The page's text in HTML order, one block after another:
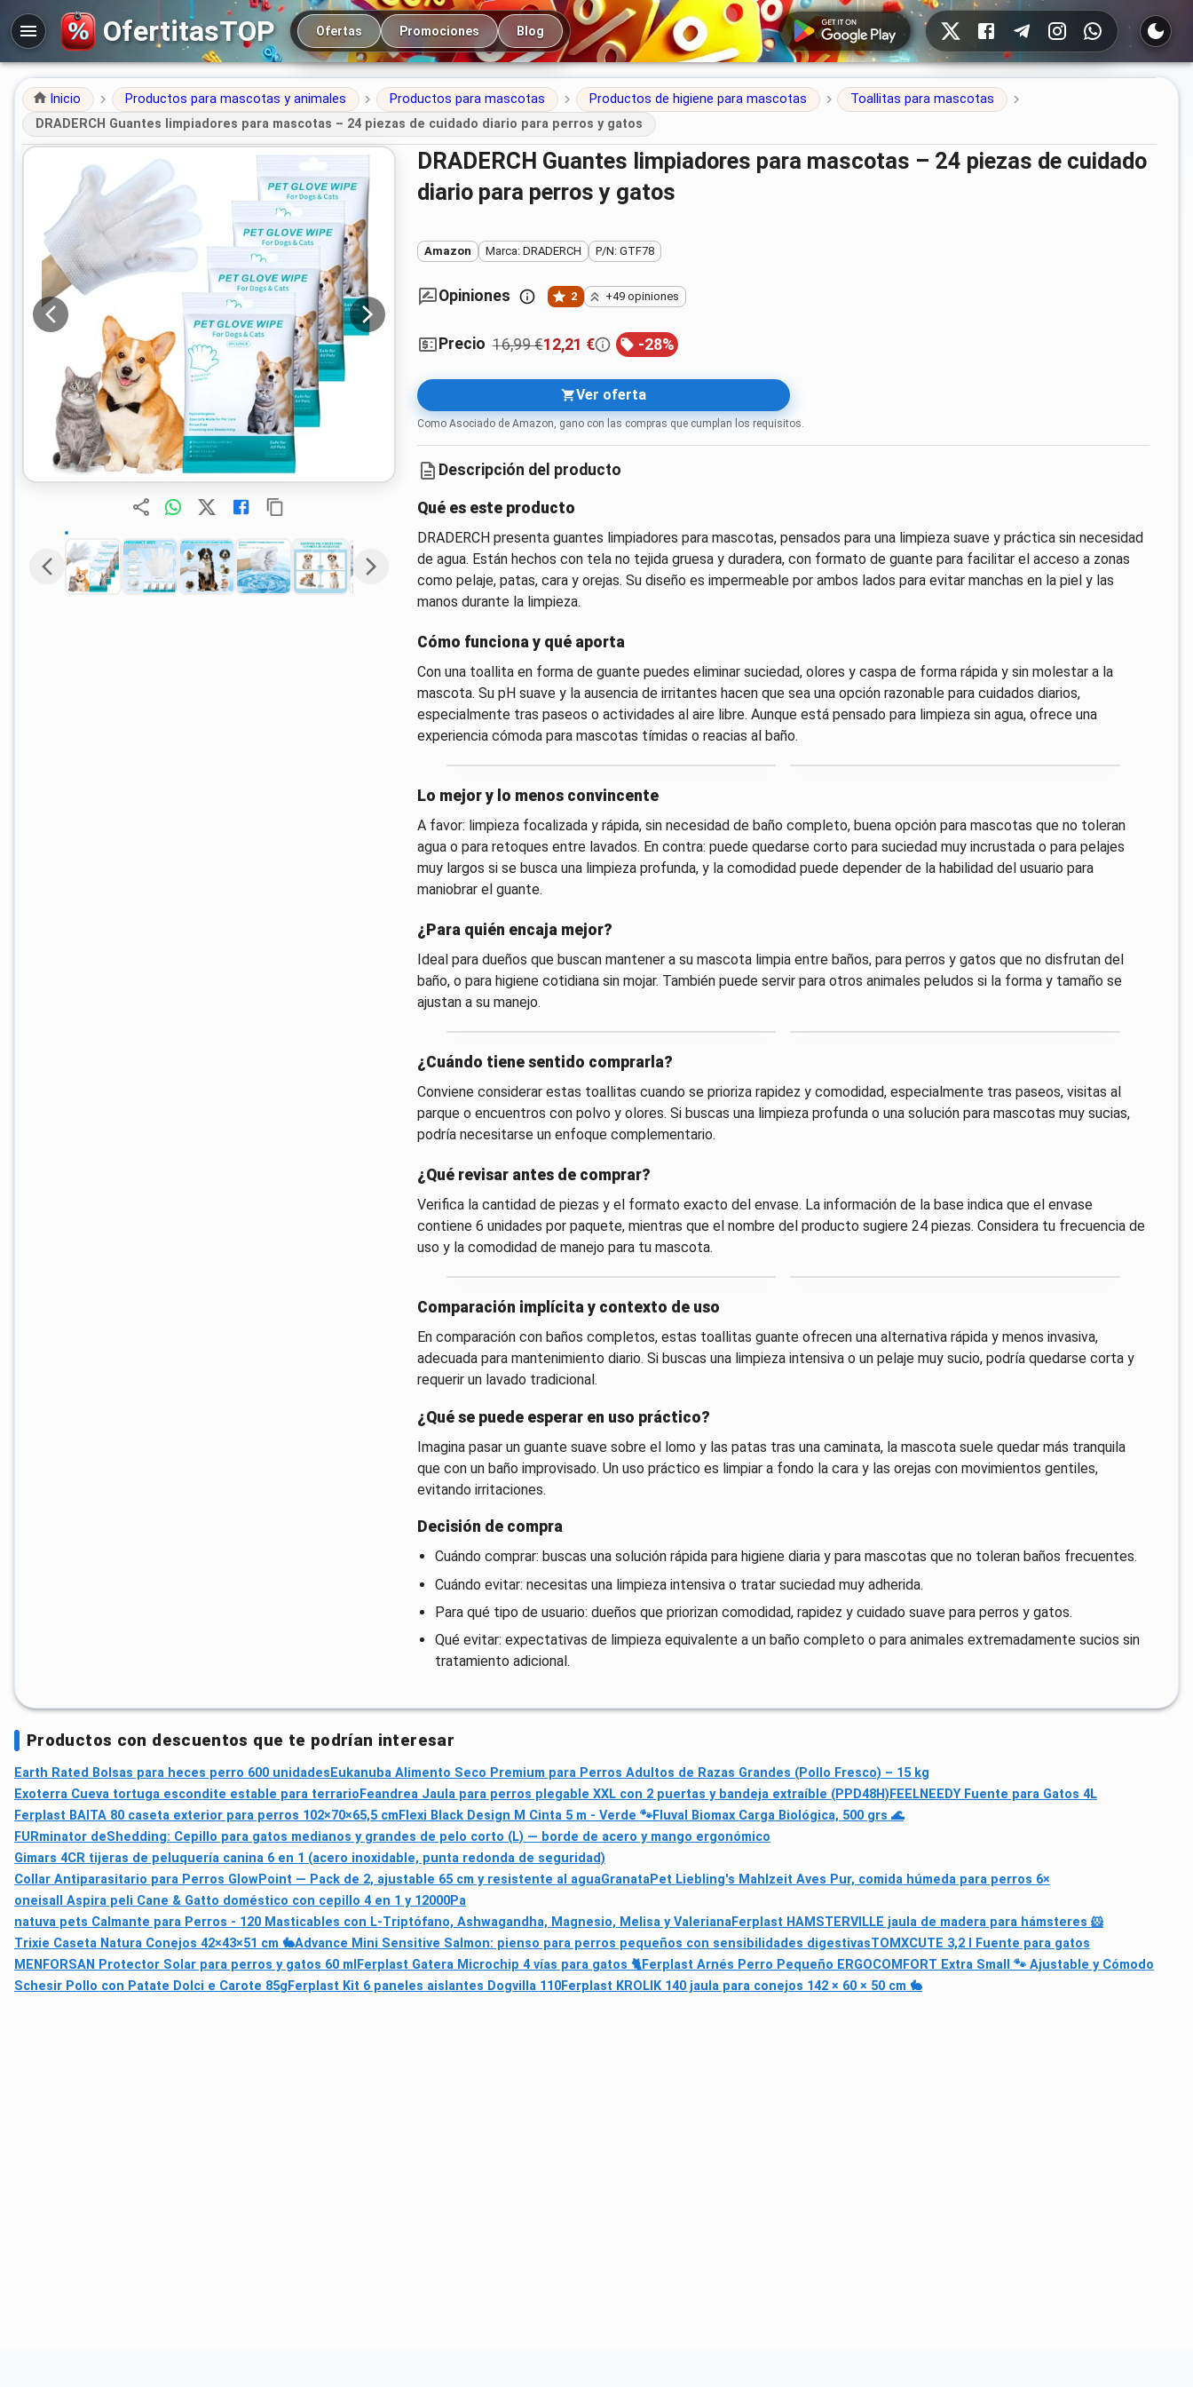
OfertitasTOP Navegación principal
Ofertas Promociones Blog
Redes sociales
Inicio Productos para mascotas y animales Productos para mascotas Productos de higiene para mascotas
Toallitas para mascotas
DRADERCH Guantes limpiadores para mascotas – 24 piezas de cuidado diario para perros y gatos
DRADERCH Guantes limpiadores para mascotas – 24 piezas de cuidado
diario para perros y gatos
Amazon Marca: DRADERCH P/N: GTF78
Opiniones 2 +49 opiniones
Precio 16,99 €12,21 € -28%
Ver oferta
Como Asociado de Amazon, gano con las compras que cumplan los requisitos.
Descripción del producto
Qué es este producto
DRADERCH presenta guantes limpiadores para mascotas, pensados para una limpieza suave y práctica sin necesidad
de agua. Están hechos con tela no tejida gruesa y duradera, con formato de guante para facilitar el acceso a zonas
como pelaje, patas, cara y orejas. Su diseño es impermeable por ambos lados para evitar manchas en la piel y las
manos durante la limpieza.
Cómo funciona y qué aporta
Con una toallita en forma de guante puedes eliminar suciedad, olores y caspa de forma rápida y sin molestar a la
mascota. Su pH suave y la ausencia de irritantes hacen que sea una opción razonable para cuidados diarios,
especialmente tras paseos o actividades al aire libre. Aunque está pensado para limpieza sin agua, ofrece una
experiencia cómoda para mascotas tímidas o reacias al baño.
Lo mejor y lo menos convincente
A favor: limpieza focalizada y rápida, sin necesidad de baño completo, buena opción para mascotas que no toleran
agua o para retoques entre lavados. En contra: puede quedarse corto para suciedad muy incrustada o para pelajes
muy largos si se busca una limpieza profunda, y la comodidad puede depender de la habilidad del usuario para
maniobrar el guante.
¿Para quién encaja mejor?
Ideal para dueños que buscan mantener a su mascota limpia entre baños, para perros y gatos que no disfrutan del
baño, o para higiene cotidiana sin mojar. También puede servir para otros animales peludos si la forma y tamaño se
ajustan a su manejo.
¿Cuándo tiene sentido comprarla?
Conviene considerar estas toallitas cuando se prioriza rapidez y comodidad, especialmente tras paseos, visitas al
parque o encuentros con polvo y olores. Si buscas una limpieza profunda o una solución para mascotas muy sucias,
podría necesitarse un enfoque complementario.
¿Qué revisar antes de comprar?
Verifica la cantidad de piezas y el formato exacto del envase. La información de la base indica que el envase
contiene 6 unidades por paquete, mientras que el nombre del producto sugiere 24 piezas. Considera tu frecuencia de
uso y la comodidad de manejo para tu mascota.
Comparación implícita y contexto de uso
En comparación con baños completos, estas toallitas guante ofrecen una alternativa rápida y menos invasiva,
adecuada para mantenimiento diario. Si buscas una limpieza intensiva o un pelaje muy sucio, podría quedarse corta y
requerir un lavado tradicional.
¿Qué se puede esperar en uso práctico?
Imagina pasar un guante suave sobre el lomo y las patas tras una caminata, la mascota suele quedar más tranquila
que con un baño improvisado. Un uso práctico es limpiar a fondo la cara y las orejas con movimientos gentiles,
evitando irritaciones.
Decisión de compra
Cuándo comprar: buscas una solución rápida para higiene diaria y para mascotas que no toleran baños frecuentes.
Cuándo evitar: necesitas una limpieza intensiva o tratar suciedad muy adherida.
Para qué tipo de usuario: dueños que priorizan comodidad, rapidez y cuidado suave para perros y gatos.
Qué evitar: expectativas de limpieza equivalente a un baño completo o para animales extremadamente sucios sin
tratamiento adicional.
Productos con descuentos que te podrían interesar
Earth Rated Bolsas para heces perro 600 unidades Eukanuba Alimento Seco Premium para Perros Adultos de Razas Grandes (Pollo Fresco) – 15 kg
Exoterra Cueva tortuga escondite estable para terrario Feandrea Jaula para perros plegable XXL con 2 puertas y bandeja extraíble (PPD48H) FEELNEEDY Fuente para Gatos 4L
Ferplast BAITA 80 caseta exterior para perros 102×70×65,5 cm Flexi Black Design M Cinta 5 m - Verde 🐾Fluval Biomax Carga Biológica, 500 grs 🌊
FURminator deShedding: Cepillo para gatos medianos y grandes de pelo corto (L) — borde de acero y mango ergonómico
Gimars 4CR tijeras de peluquería canina 6 en 1 (acero inoxidable, punta redonda de seguridad)
Collar Antiparasitario para Perros GlowPoint — Pack de 2, ajustable 65 cm y resistente al aguaGranataPet Liebling's Mahlzeit Aves Pur, comida húmeda para perros 6×
oneisall Aspira peli Cane & Gatto doméstico con cepillo 4 en 1 y 12000Pa
natuva pets Calmante para Perros - 120 Masticables con L-Triptófano, Ashwagandha, Magnesio, Melisa y ValerianaFerplast HAMSTERVILLE jaula de madera para hámsteres 🐹
Trixie Caseta Natura Conejos 42×43×51 cm 🐇Advance Mini Sensitive Salmon: pienso para perros pequeños con sensibilidades digestivasTOMXCUTE 3,2 l Fuente para gatos
MENFORSAN Protector Solar para perros y gatos 60 ml Ferplast Gatera Microchip 4 vías para gatos 🐈Ferplast Arnés Perro Pequeño ERGOCOMFORT Extra Small 🐾 Ajustable y Cómodo
Schesir Pollo con Patate Dolci e Carote 85g Ferplast Kit 6 paneles aislantes Dogvilla 110Ferplast KROLIK 140 jaula para conejos 142 × 60 × 50 cm 🐇